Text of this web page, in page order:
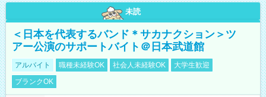
未読
＜日本を代表するバンド＊サカナクション＞ツ
アー公演のサポートバイト＠日本武道館
アルバイト 職種未経験OK 社会人未経験OK
大学生歓迎
ブランクOK